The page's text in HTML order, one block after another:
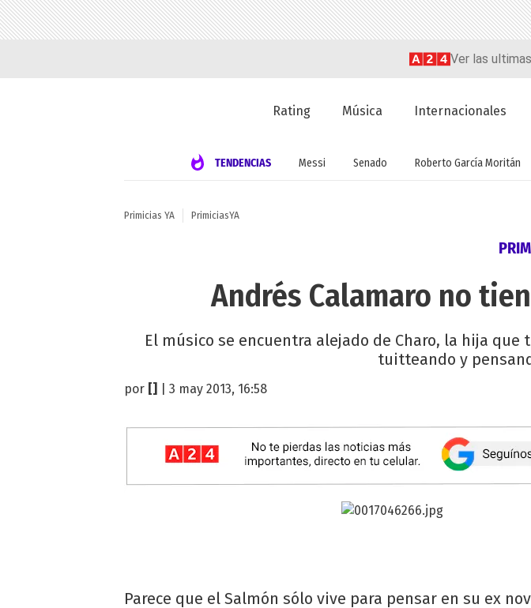
Ver las
Rating Música Internacionales
TENDENCIAS Messi Senado Roberto García Moritán
Primicias YA PrimiciasYA
Andrés Calamaro no
El músico se encuentra alejado de Charo, la hija
tuitteando y
por | 3 may 2013, 16:58
Parece que el Salmón sólo vive para pensar en su ex